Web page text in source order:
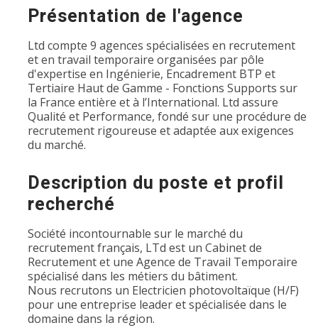
Présentation de l'agence
Ltd compte 9 agences spécialisées en recrutement
et en travail temporaire organisées par pôle
d'expertise en Ingénierie, Encadrement BTP et
Tertiaire Haut de Gamme - Fonctions Supports sur
la France entière et à l’International. Ltd assure
Qualité et Performance, fondé sur une procédure de
recrutement rigoureuse et adaptée aux exigences
du marché.
Description du poste et profil
recherché
Société incontournable sur le marché du
recrutement français, LTd est un Cabinet de
Recrutement et une Agence de Travail Temporaire
spécialisé dans les métiers du bâtiment.
Nous recrutons un Electricien photovoltaïque (H/F)
pour une entreprise leader et spécialisée dans le
domaine dans la région.